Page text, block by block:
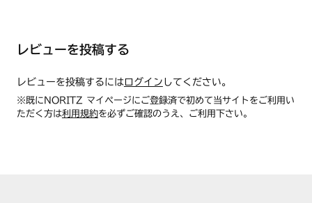
レビューを投稿する
レビューを投稿するにはログイン してください。
※既にNORITZ マイページにご登録済で初めて当サイトをご利用い
ただく方は利用規約を必ずご確認のうえ、ご利用下さい。